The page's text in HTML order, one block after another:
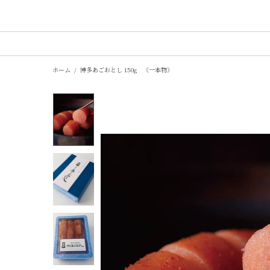
ホーム 博多あごおとし 150g 《一本物》